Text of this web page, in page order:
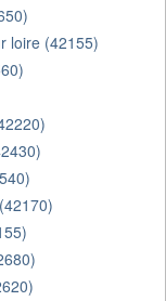
loire (42155)